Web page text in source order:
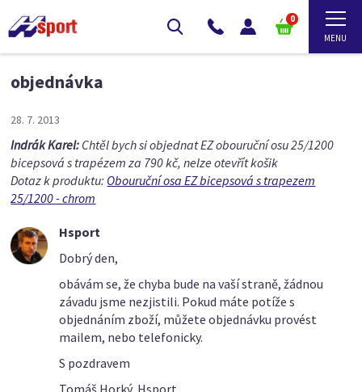
0
objednávka
28. 7. 2013
Indrák Karel: Chtěl bych si objednat EZ obouruční osu 25/1200
bicepsová s trapézem za 790 kč, nelze otevřít košik
Dotaz k produktu: Obouruční osa EZ bicepsová s trapezem
25/1200 - chrom
Hsport
Dobrý den,
obávám se, že chyba bude na vaší straně, žádnou
závadu jsme nezjistili. Pokud máte potíže s
objednáním zboží, můžete objednávku provést
mailem, nebo telefonicky.
S pozdravem
Tomáš Horký, Hsport